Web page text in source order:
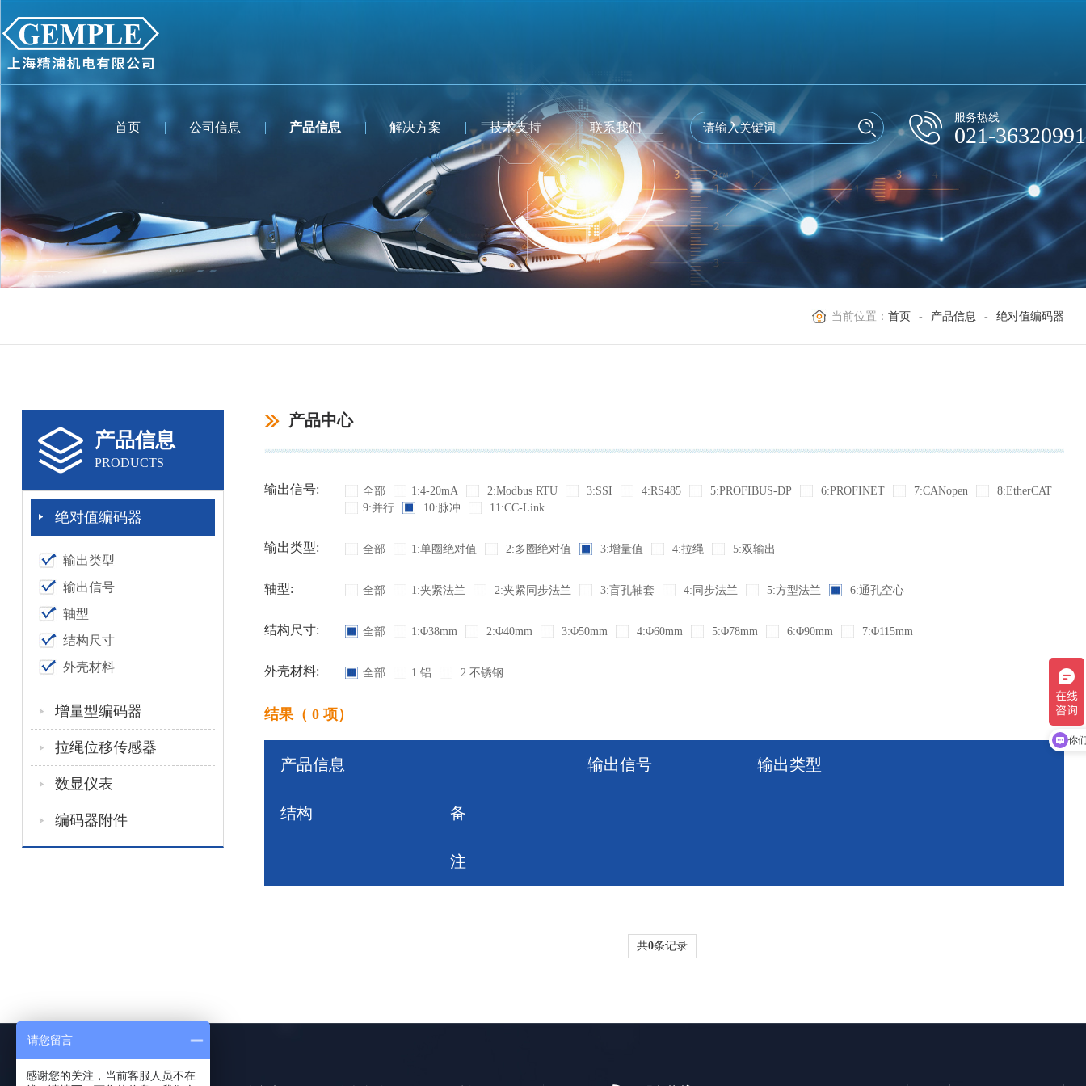
首页 公司信息 产品信息 解决方案 技术支持 联系我们
服务热线
021-36320991
当前位置：首页 - 产品信息 - 绝对值编码器
产品信息
PRODUCTS
绝对值编码器
输出类型
输出信号
轴型
结构尺寸
外壳材料
增量型编码器
拉绳位移传感器
数显仪表
编码器附件
产品中心
输出信号: 全部 1:4-20mA 2:Modbus RTU 3:SSI 4:RS485 5:PROFIBUS-DP 6:PROFINET 7:CANopen
8:EtherCAT
9:并行
10:脉冲 11:CC-Link
输出类型: 全部 1:单圈绝对值 2:多圈绝对值 3:增量值 4:拉绳 5:双输出
轴型: 全部 1:夹紧法兰 2:夹紧同步法兰 3:盲孔轴套 4:同步法兰 5:方型法兰 6:通孔空心
结构尺寸: 全部 1:Φ38mm 2:Φ40mm 3:Φ50mm 4:Φ60mm 5:Φ78mm 6:Φ90mm 7:Φ115mm
外壳材料: 全部 1:铝 2:不锈钢
结果（ 0 项）
产品信息 输出信号 输出类型
结构 备
注
共0条记录
你
现
请您留言
感谢您的关注，当前客服人员不在